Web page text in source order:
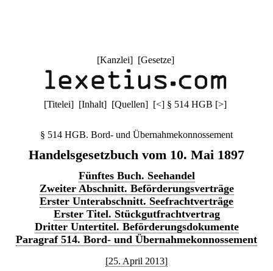
[Kanzlei] [Gesetze]
[Titelei] [Inhalt] [Quellen] [<] § 514 HGB [>]
§ 514 HGB. Bord- und Übernahmekonnossement
Handelsgesetzbuch vom 10. Mai 1897
Fünftes Buch. Seehandel
Zweiter Abschnitt. Beförderungsverträge
Erster Unterabschnitt. Seefrachtverträge
Erster Titel. Stückgutfrachtvertrag
Dritter Untertitel. Beförderungsdokumente
Paragraf 514. Bord- und Übernahmekonnossement
[25. April 2013]